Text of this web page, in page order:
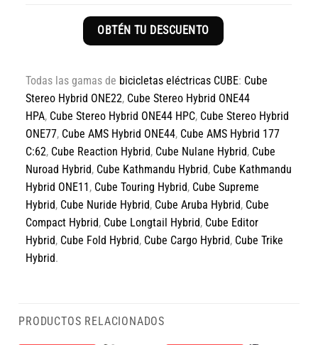
OBTÉN TU DESCUENTO
Todas las gamas de bicicletas eléctricas CUBE: Cube
Stereo Hybrid ONE22, Cube Stereo Hybrid ONE44
HPA, Cube Stereo Hybrid ONE44 HPC, Cube Stereo Hybrid
ONE77, Cube AMS Hybrid ONE44, Cube AMS Hybrid 177
C:62, Cube Reaction Hybrid, Cube Nulane Hybrid, Cube
Nuroad Hybrid, Cube Kathmandu Hybrid, Cube Kathmandu
Hybrid ONE11 , Cube Touring Hybrid, Cube Supreme
Hybrid, Cube Nuride Hybrid, Cube Aruba Hybrid, Cube
Compact Hybrid, Cube Longtail Hybrid, Cube Editor
Hybrid, Cube Fold Hybrid, Cube Cargo Hybrid, Cube Trike
Hybrid.
PRODUCTOS RELACIONADOS